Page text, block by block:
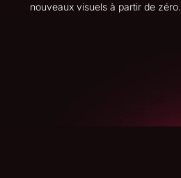
nouveaux visuels à partir de zéro.